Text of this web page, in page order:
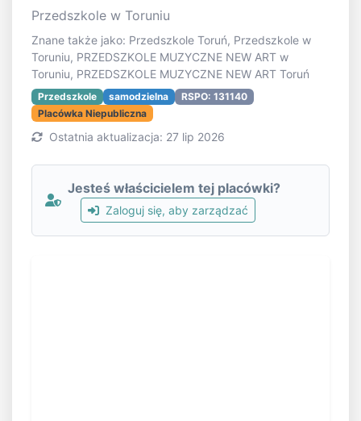
Przedszkole w Toruniu
Znane także jako: Przedszkole Toruń, Przedszkole w
Toruniu, PRZEDSZKOLE MUZYCZNE NEW ART w
Toruniu, PRZEDSZKOLE MUZYCZNE NEW ART Toruń
Przedszkole samodzielna
RSPO: 131140
Placówka Niepubliczna
Ostatnia aktualizacja: 27 lip 2026
Jesteś właścicielem tej placówki?
Zaloguj się, aby zarządzać